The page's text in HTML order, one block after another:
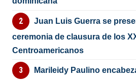
Juan Luis Guerra se
ceremonia de clausura de los
Centroamericanos
Marileidy Paulino